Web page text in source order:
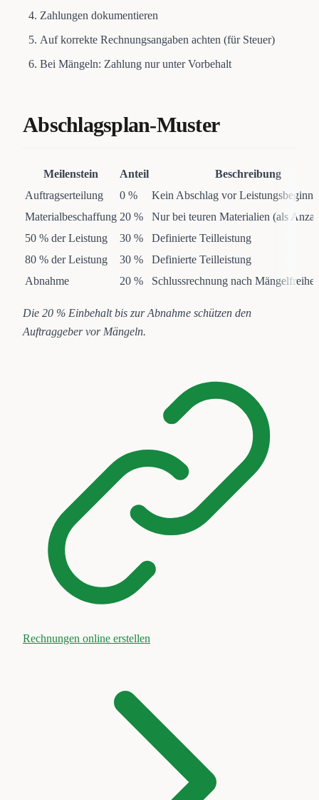
Zahlungen dokumentieren
Auf korrekte Rechnungsangaben achten (für Steuer)
Bei Mängeln: Zahlung nur unter Vorbehalt
Abschlagsplan-Muster
Meilenstein Anteil
Beschreibung
Auftragserteilung
0 %
Kein Abschlag vor Leistungsbeginn
Materialbeschaffung 20 %
Nur bei teuren Materialien (als
50 % der Leistung
30 %
Definierte Teilleistung
80 % der Leistung
30 %
Definierte Teilleistung
Abnahme
20 % Schlussrechnung nach
Die 20 % Einbehalt bis zur Abnahme schützen den
Auftraggeber vor Mängeln.
Rechnungen online erstellen